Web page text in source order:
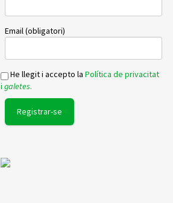
Email (obligatori)
He llegit i accepto laPolítica de privacitat
igaletes.